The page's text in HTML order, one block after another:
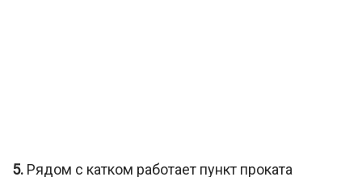
5. Рядом с катком работает пункт проката